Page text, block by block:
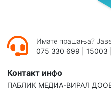
Имате прашања?
075 330 699
15003
Контакт инфо
ПАБЛИК МЕДИА-ВИРАЛ ДООЕЛ